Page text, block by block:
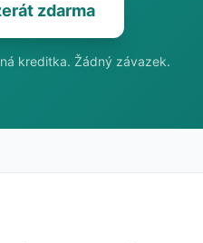
zdarma
kreditka. Žádný závazek.